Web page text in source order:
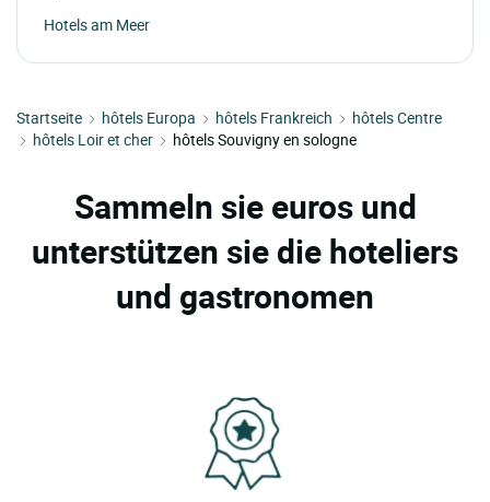
Hotels am Meer
Startseite hôtels Europa hôtels Frankreich
hôtels Centre
hôtels Loir et cher
hôtels Souvigny en sologne
Sammeln sie euros und
unterstützen sie die hoteliers
und gastronomen